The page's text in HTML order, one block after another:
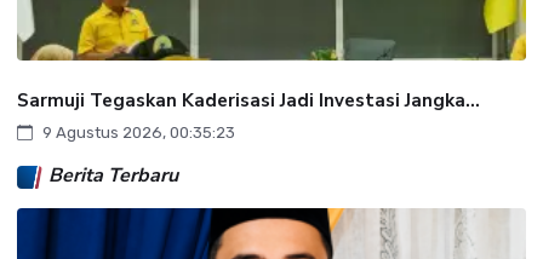
Sarmuji Tegaskan Kaderisasi Jadi Investasi Jangka...
9 Agustus 2026, 00:35:23
Berita Terbaru